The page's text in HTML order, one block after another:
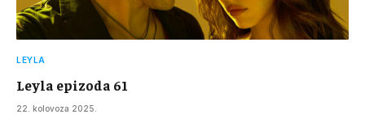
LEYLA
Leyla epizoda 61
22. kolovoza 2025.